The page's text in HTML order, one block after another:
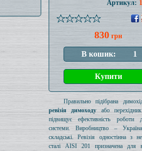
Артикул:
830 грн
Правильно підібрана
ревізія димоходу або
підвищує ефективність роботи
системи. Виробництво –
складські. Ревізія одностінна з
сталі AISI 201 призначена для